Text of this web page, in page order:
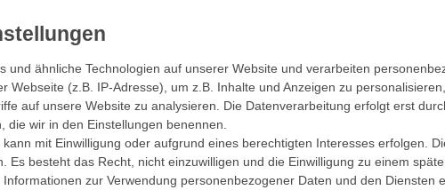
und ähnliche Technologien auf unserer Website und verarbeiten
Webseite (z.B. IP-Adresse), um z.B. Inhalte und Anzeigen zu
auf unsere Website zu analysieren. Die Datenverarbeitung erfolgt erst
die wir in den Einstellungen benennen.
mit Einwilligung oder aufgrund eines berechtigten Interesses erfolgen.
Es besteht das Recht, nicht einzuwilligen und die Einwilligung zu einem
zur Verwendung personenbezogener Daten und den Diensten
© Copyright 2026 | Alle Rechte vorbehalten.